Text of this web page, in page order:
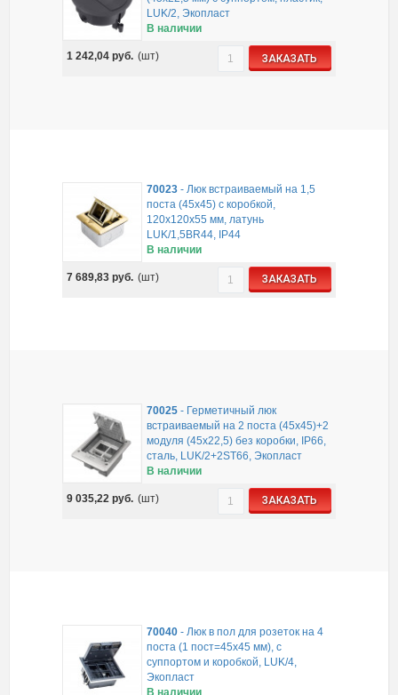
LUK/2, Экопласт
В наличии
1 242,04руб. (шт) ЗАКАЗАТЬ
70023 -Люк встраиваемый на 1,5
поста (45х45) с коробкой,
120х120х55 мм, латунь
LUK/1,5BR44, IP44
В наличии
7 689,83руб. (шт) ЗАКАЗАТЬ
70025 - Герметичный люк
встраиваемый на 2 поста (45х45)+2
модуля (45х22,5) без коробки, IP66,
сталь, LUK/2+2ST66, Экопласт
В наличии
9 035,22руб. (шт) ЗАКАЗАТЬ
70040 - Люк в пол для розеток на 4
поста (1 пост=45х45 мм), с
суппортом и коробкой, LUK/4,
Экопласт
В наличии